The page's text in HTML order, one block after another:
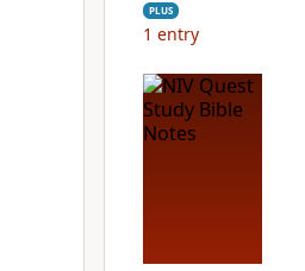
PLUS
1 entry